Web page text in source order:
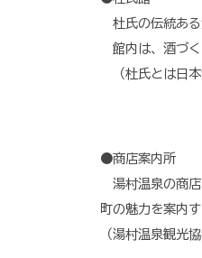
杜氏の伝統ある
館内は、酒づく
（杜氏とは日本
●商店案内所
湯村温泉の商店
町の魅力を案内
（湯村温泉観光